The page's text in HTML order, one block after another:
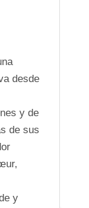
desde
y de
de sus
y